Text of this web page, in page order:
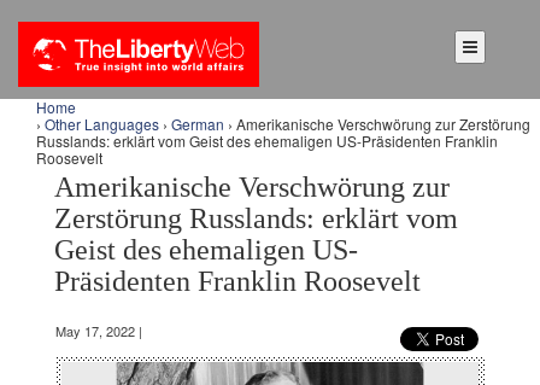
Home
› Other Languages › German › Amerikanische Verschwörung zur Zerstörung
Russlands: erklärt vom Geist des ehemaligen US-Präsidenten Franklin
Roosevelt
Amerikanische Verschwörung zur
Zerstörung Russlands: erklärt vom
Geist des ehemaligen US-
Präsidenten Franklin Roosevelt
May 17, 2022 |